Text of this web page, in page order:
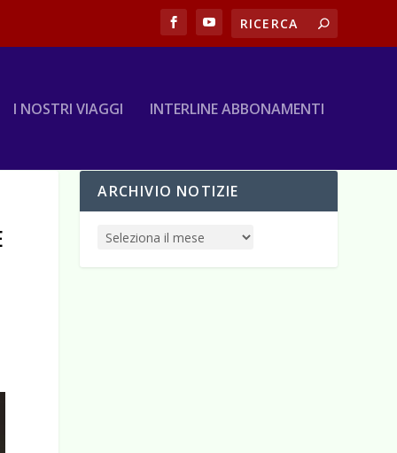
I NOSTRI VIAGGI INTERLINE ABBONAMENTI
ARCHIVIO NOTIZIE